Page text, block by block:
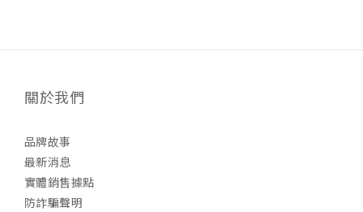
關於我們
品牌故事
最新消息
實體銷售據點
防詐騙聲明